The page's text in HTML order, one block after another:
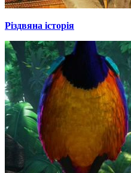
Різдвяна історія